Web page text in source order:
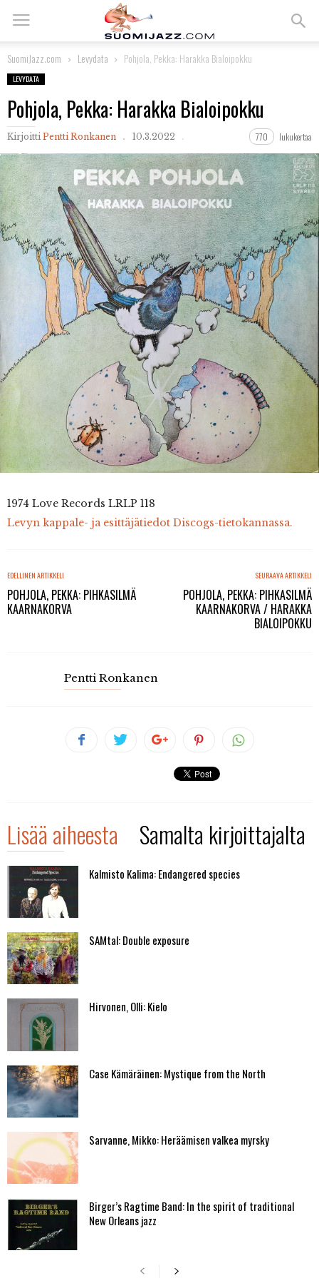
SuomiJazz.com Levydata Pohjola, Pekka: Harakka Bialoipokku
LEVYDATA
Pohjola, Pekka: Harakka Bialoipokku
Kirjoitti Pentti Ronkanen 10.3.2022 770 lukukertaa
1974 Love Records LRLP 118
Levyn kappale- ja esittäjätiedot Discogs-tietokannassa.
EDELLINEN ARTIKKELI
POHJOLA, PEKKA: PIHKASILMÄ
KAARNAKORVA
SEURAAVA ARTIKKELI
POHJOLA, PEKKA: PIHKASILMÄ
KAARNAKORVA / HARAKKA
BIALOIPOKKU
Pentti Ronkanen
Lisää aiheesta Samalta kirjoittajalta
Kalmisto Kalima: Endangered species
SAMtal: Double exposure
Hirvonen, Olli: Kielo
Case Kämäräinen: Mystique from the North
Sarvanne, Mikko: Heräämisen valkea myrsky
Birger’s Ragtime Band: In the spirit of traditional
New Orleans jazz